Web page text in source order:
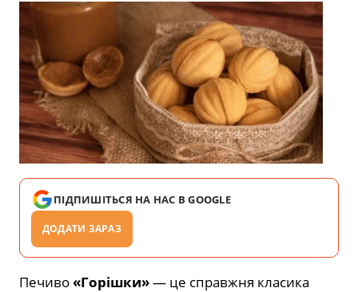
ПІДПИШІТЬСЯ НА НАС В GOOGLE
ДОДАТИ ЗАРАЗ
Печиво«Горішки»— це справжня класика